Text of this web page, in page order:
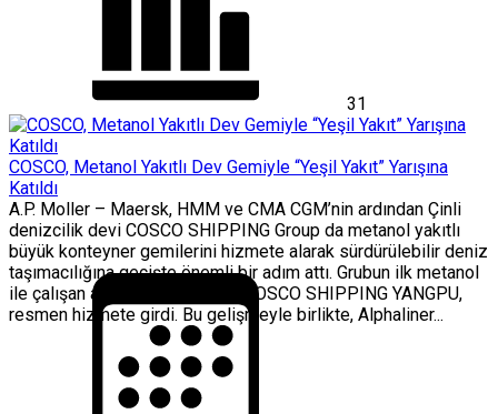
31
COSCO, Metanol Yakıtlı Dev Gemiyle “Yeşil Yakıt” Yarışına
Katıldı
A.P. Moller – Maersk, HMM ve CMA CGM’nin ardından Çinli
denizcilik devi COSCO SHIPPING Group da metanol yakıtlı
büyük konteyner gemilerini hizmete alarak sürdürülebilir deniz
taşımacılığına geçişte önemli bir adım attı. Grubun ilk metanol
ile çalışan ana hat gemisi olan COSCO SHIPPING YANGPU,
resmen hizmete girdi. Bu gelişmeyle birlikte, Alphaliner...